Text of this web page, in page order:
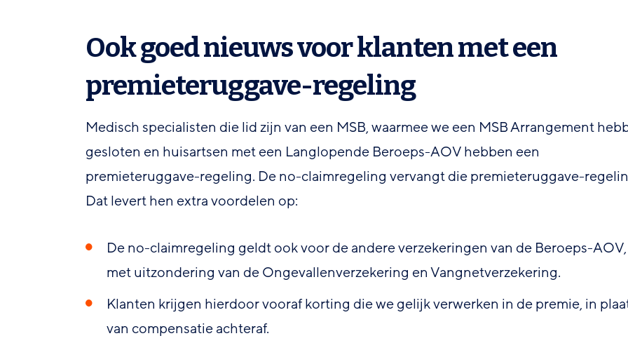
Ook goed nieuws voor klanten met een
premieteruggave-regeling
Medisch specialisten die lid zijn van een MSB, waarmee we een MSB Arrangement
gesloten en huisartsen met een Langlopende Beroeps-AOV hebben een
premieteruggave-regeling. De no-claimregeling vervangt die premieteruggave-
Dat levert hen extra voordelen op:
De no-claimregeling geldt ook voor de andere verzekeringen van de Beroeps-AOV,
met uitzondering van de Ongevallenverzekering en Vangnetverzekering.
Klanten krijgen hierdoor vooraf korting die we gelijk verwerken in de premie, in
van compensatie achteraf.